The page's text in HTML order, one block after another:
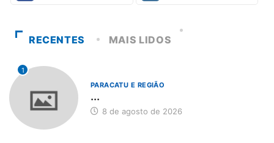
RECENTES MAIS LIDOS
1
PARACATU E REGIÃO
...
8 de agosto de 2026